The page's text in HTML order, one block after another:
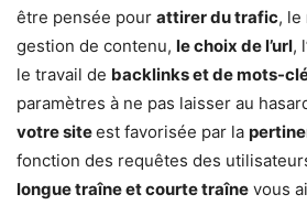
être pensée pour attirer du trafic, le
gestion de contenu, le choix de l’url,
le travail de backlinks et de mots-
paramètres à ne pas laisser au
votre siteest favorisée par la
fonction des requêtes des
longue traîne et courte traîne vous